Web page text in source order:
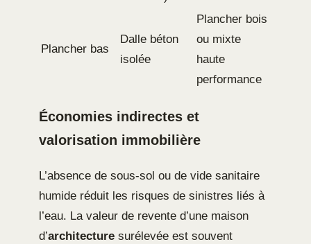
Plancher bas
Dalle béton
isolée
Plancher bois
ou mixte
haute
performance
Économies indirectes et
valorisation immobilière
L’absence de sous-sol ou de vide sanitaire
humide réduit les risques de sinistres liés à
l’eau. La valeur de revente d’une maison
d’architecture surélevée est souvent